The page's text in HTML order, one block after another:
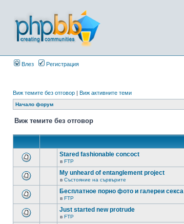
Влез Регистрация
Виж темите без отговор | Виж активните теми
Начало форум
Виж темите без отговор
Stared fashionable concoct
в FTP
My unheard of entanglement project
в Състояние на сървърите
Бесплатное порно фото и галереи секса
в FTP
Just started new protrude
в FTP